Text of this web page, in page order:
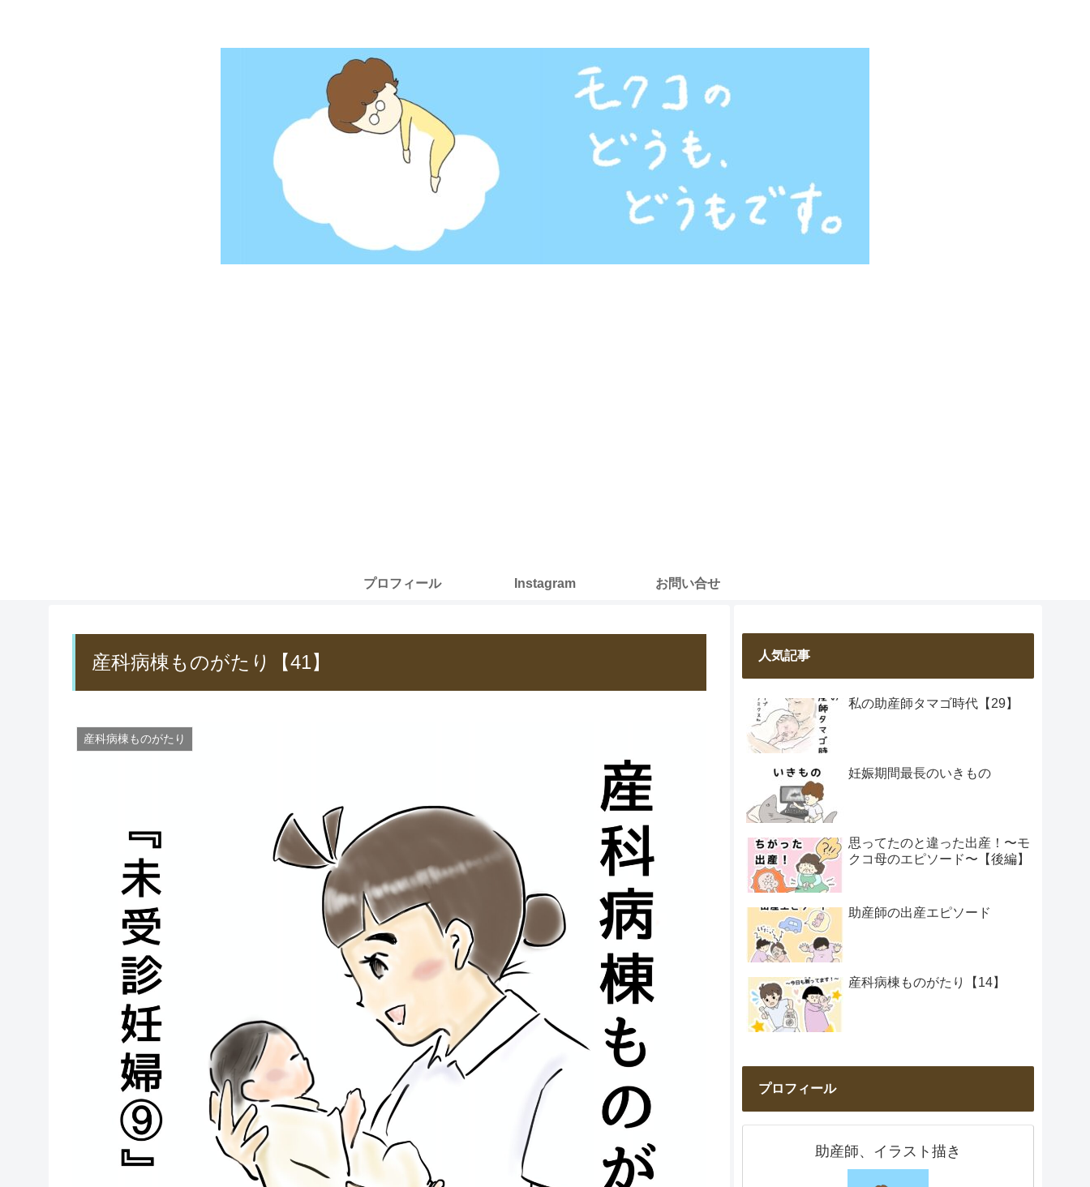
プロフィール Instagram お問い合せ
産科病棟ものがたり【41】
産科病棟ものがたり
人気記事
私の助産師タマゴ時代【29】
妊娠期間最長のいきもの
思ってたのと違った出産！〜モ
クコ母のエピソード〜【後編】
助産師の出産エピソード
産科病棟ものがたり【14】
プロフィール
助産師、イラスト描き